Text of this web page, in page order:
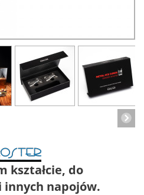
kształcie, do
innych napojów.